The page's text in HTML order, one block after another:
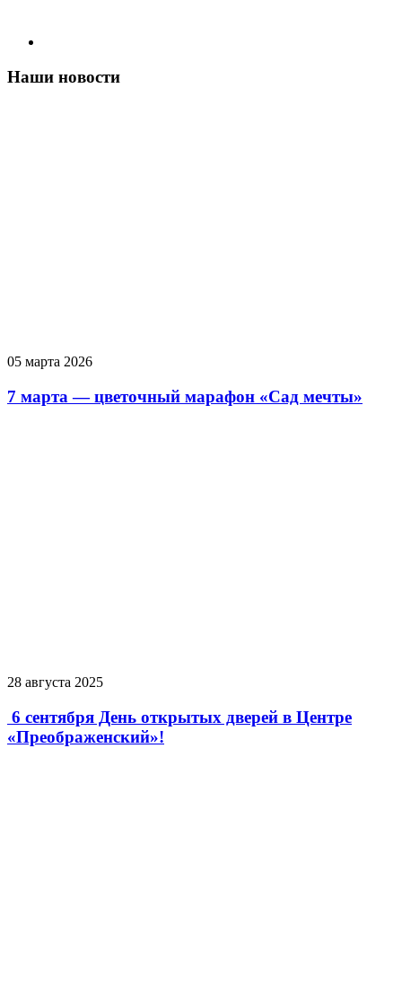
Наши новости
05 марта 2026
7 марта — цветочный марафон «Сад мечты»
28 августа 2025
6 сентября День открытых дверей в Центре
«Преображенский»!